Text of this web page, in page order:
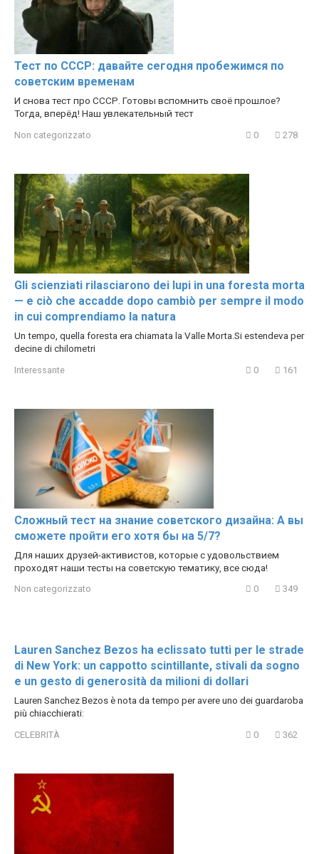
Тест по СССР: давайте сегодня пробежимся по
советским временам
И снова тест про СССР. Готовы вспомнить своё прошлое?
Тогда, вперёд! Наш увлекательный тест
Non categorizzato 0 278
Gli scienziati rilasciarono dei lupi in una foresta morta
— e ciò che accadde dopo cambiò per sempre il modo
in cui comprendiamo la natura
Un tempo, quella foresta era chiamata la Valle Morta.Si estendeva per
decine di chilometri
Interessante 0 161
Сложный тест на знание советского дизайна: А вы
сможете пройти его хотя бы на 5/7?
Для наших друзей-активистов, которые с удовольствием
проходят наши тесты на советскую тематику, все сюда!
Non categorizzato 0 349
Lauren Sanchez Bezos ha eclissato tutti per le strade
di New York: un cappotto scintillante, stivali da sogno
e un gesto di generosità da milioni di dollari
Lauren Sanchez Bezos è nota da tempo per avere uno dei guardaroba
più chiacchierati:
CELEBRITÀ 0 362